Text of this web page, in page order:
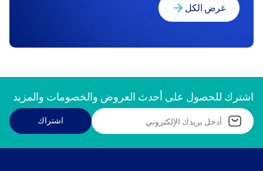
عرض الكل
اشترك للحصول على أحدث العروض والخصومات والمزيد
اشتراك